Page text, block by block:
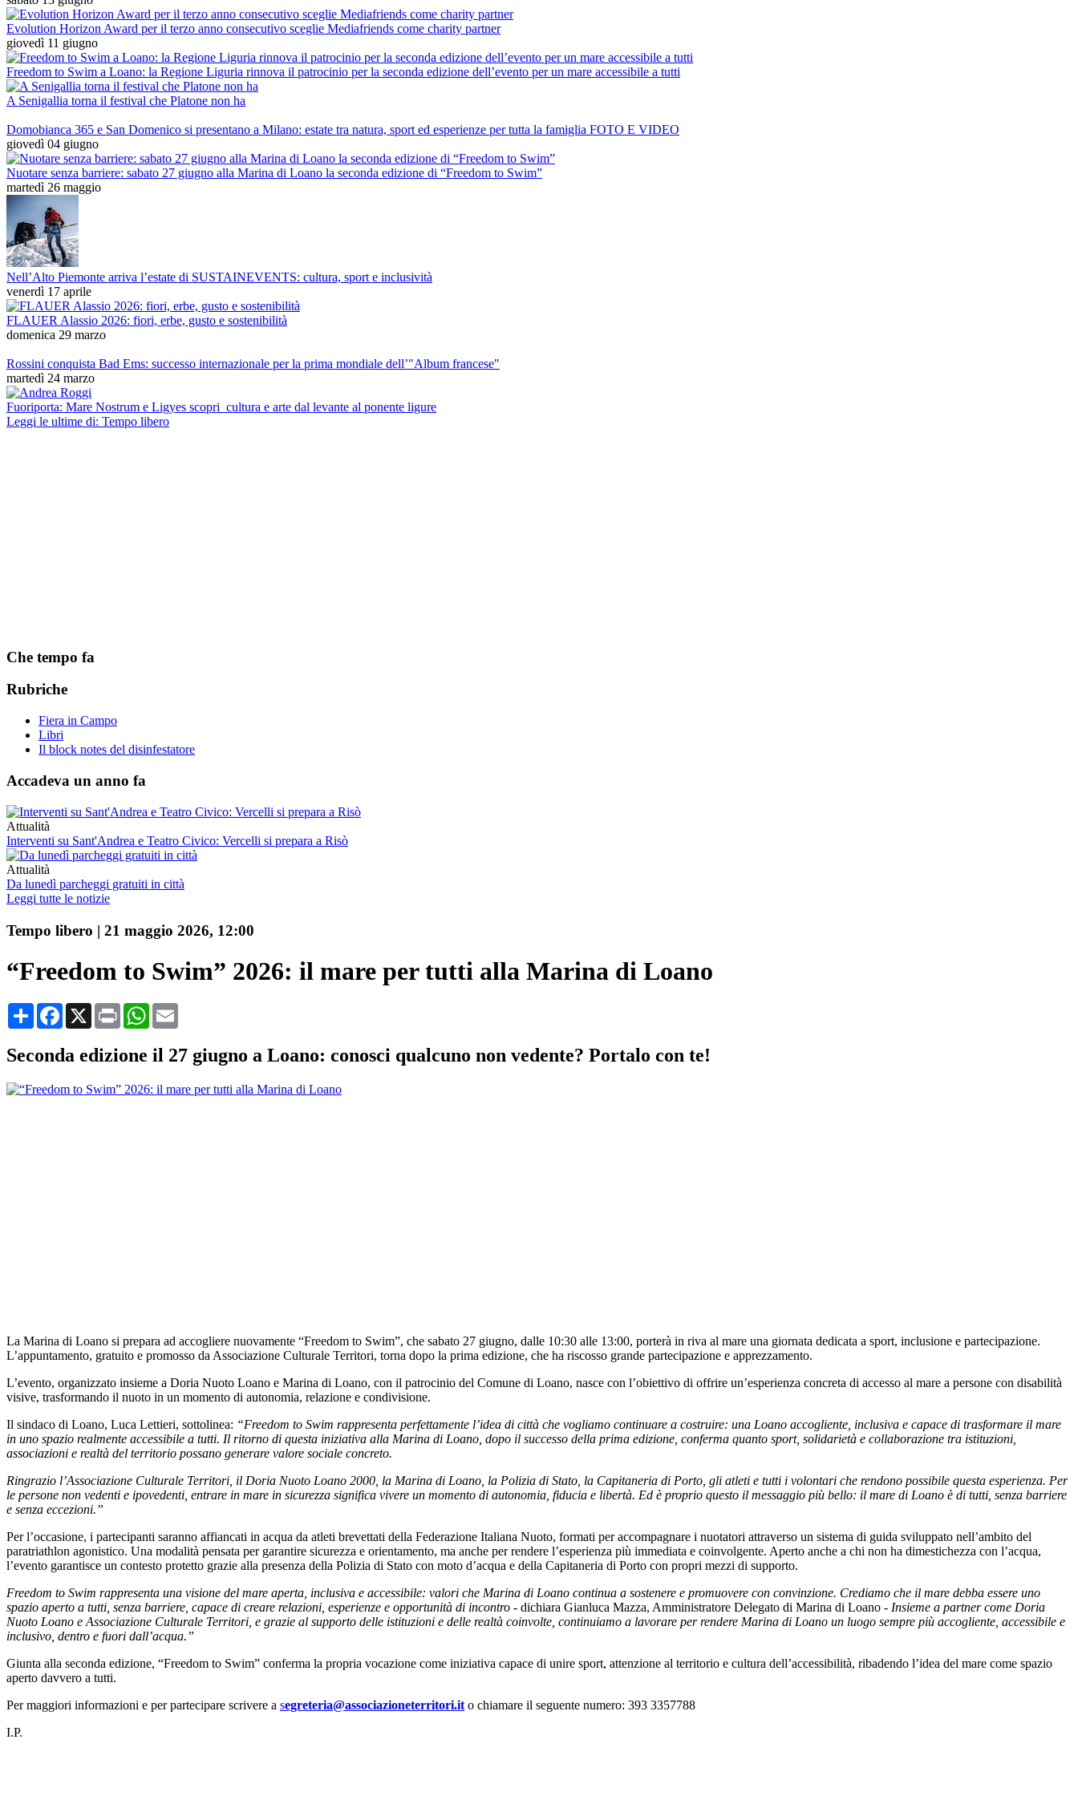
Evolution Horizon Award per il terzo anno consecutivo sceglie Mediafriends come charity partner
giovedì 11 giugno
Freedom to Swim a Loano: la Regione Liguria rinnova il patrocinio per la seconda edizione dell’evento per un mare accessibile a tutti
A Senigallia torna il festival che Platone non ha
Domobianca 365 e San Domenico si presentano a Milano: estate tra natura, sport ed esperienze per tutta la famiglia FOTO E VIDEO
giovedì 04 giugno
Nuotare senza barriere: sabato 27 giugno alla Marina di Loano la seconda edizione di “Freedom to Swim”
martedì 26 maggio
Nell’Alto Piemonte arriva l’estate di SUSTAINEVENTS: cultura, sport e inclusività
venerdì 17 aprile
FLAUER Alassio 2026: fiori, erbe, gusto e sostenibilità
domenica 29 marzo
Rossini conquista Bad Ems: successo internazionale per la prima mondiale dell’"Album francese"
martedì 24 marzo
Fuoriporta: Mare Nostrum e Ligyes scopri cultura e arte dal levante al ponente ligure
Leggi le ultime di: Tempo libero
Che tempo fa
Rubriche
Fiera in Campo
Libri
Il block notes del disinfestatore
Accadeva un anno fa
Attualità
Interventi su Sant'Andrea e Teatro Civico: Vercelli si prepara a Risò
Attualità
Da lunedì parcheggi gratuiti in città
Leggi tutte le notizie
Tempo libero | 21 maggio 2026, 12:00
“Freedom to Swim” 2026: il mare per tutti alla Marina di Loano
CondividiFacebook
X Print WhatsApp
Seconda edizione il 27 giugno a Loano: conosci qualcuno non vedente? Portalo con te!
La Marina di Loano si prepara ad accogliere nuovamente “Freedom to Swim”, che sabato 27 giugno, dalle 10:30 alle 13:00, porterà in riva al mare una giornata dedicata a sport, inclusione e partecipazione.
L’appuntamento, gratuito e promosso da Associazione Culturale Territori, torna dopo la prima edizione, che ha riscosso grande partecipazione e apprezzamento.
L’evento, organizzato insieme a Doria Nuoto Loano e Marina di Loano, con il patrocinio del Comune di Loano, nasce con l’obiettivo di offrire un’esperienza concreta di accesso al mare a persone con disabilità
visive, trasformando il nuoto in un momento di autonomia, relazione e condivisione.
Il sindaco di Loano, Luca Lettieri, sottolinea: “Freedom to Swim rappresenta perfettamente l’idea di città che vogliamo continuare a costruire: una Loano accogliente, inclusiva e capace di trasformare il mare
in uno spazio realmente accessibile a tutti. Il ritorno di questa iniziativa alla Marina di Loano, dopo il successo della prima edizione, conferma quanto sport, solidarietà e collaborazione tra istituzioni,
associazioni e realtà del territorio possano generare valore sociale concreto.
Ringrazio l’Associazione Culturale Territori, il Doria Nuoto Loano 2000, la Marina di Loano, la Polizia di Stato, la Capitaneria di Porto, gli atleti e tutti i volontari che rendono possibile questa esperienza. Per
le persone non vedenti e ipovedenti, entrare in mare in sicurezza significa vivere un momento di autonomia, fiducia e libertà. Ed è proprio questo il messaggio più bello: il mare di Loano è di tutti, senza barriere
e senza eccezioni.”
Per l’occasione, i partecipanti saranno affiancati in acqua da atleti brevettati della Federazione Italiana Nuoto, formati per accompagnare i nuotatori attraverso un sistema di guida sviluppato nell’ambito del
paratriathlon agonistico. Una modalità pensata per garantire sicurezza e orientamento, ma anche per rendere l’esperienza più immediata e coinvolgente. Aperto anche a chi non ha dimestichezza con l’acqua,
l’evento garantisce un contesto protetto grazie alla presenza della Polizia di Stato con moto d’acqua e della Capitaneria di Porto con propri mezzi di supporto.
Freedom to Swim rappresenta una visione del mare aperta, inclusiva e accessibile: valori che Marina di Loano continua a sostenere e promuovere con convinzione. Crediamo che il mare debba essere uno
spazio aperto a tutti, senza barriere, capace di creare relazioni, esperienze e opportunità di incontro - dichiara Gianluca Mazza, Amministratore Delegato di Marina di Loano - Insieme a partner come Doria
Nuoto Loano e Associazione Culturale Territori, e grazie al supporto delle istituzioni e delle realtà coinvolte, continuiamo a lavorare per rendere Marina di Loano un luogo sempre più accogliente, accessibile e
inclusivo, dentro e fuori dall’acqua.”
Giunta alla seconda edizione, “Freedom to Swim” conferma la propria vocazione come iniziativa capace di unire sport, attenzione al territorio e cultura dell’accessibilità, ribadendo l’idea del mare come spazio
aperto davvero a tutti.
Per maggiori informazioni e per partecipare scrivere a segreteria@associazioneterritori.it o chiamare il seguente numero: 393 3357788
I.P.